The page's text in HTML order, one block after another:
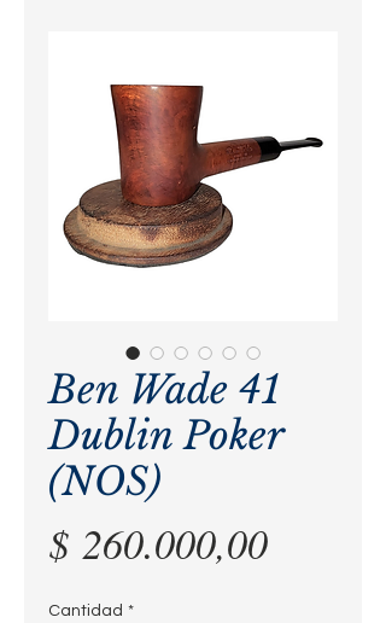
Ben Wade 41
Dublin Poker
(NOS)
$ 260.000,00Precio
Cantidad *